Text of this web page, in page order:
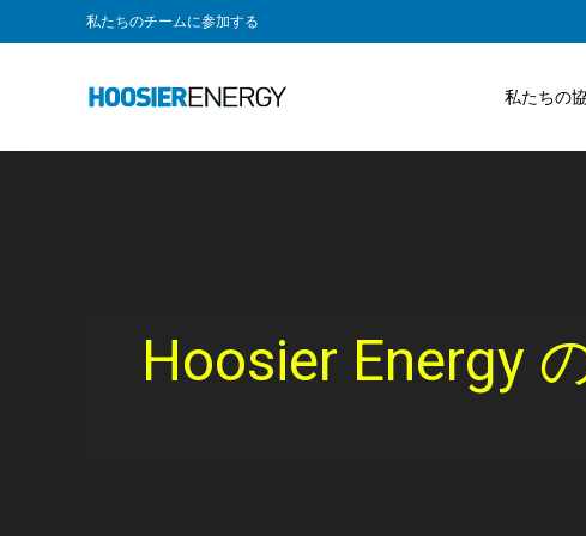
私たちのチームに参加する
私たちの
Hoosier Energy